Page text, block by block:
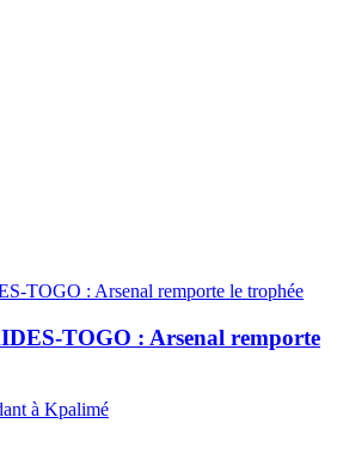
TOGO : Arsenal remporte
à Kpalimé